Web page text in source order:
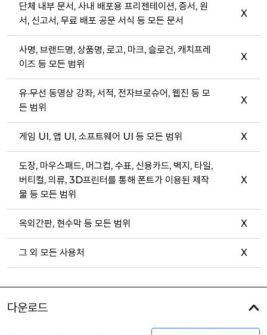
단체 내부 문서, 사내 배포용 프리젠테이션, 증서, 원
서, 신고서, 무료 배포 공문 서식 등 모든 문서
X
사명, 브랜드명, 상품명, 로고, 마크, 슬로건, 캐치프레
이즈 등 모든 범위
X
유·무선 동영상 강좌, 서적, 전자브로슈어, 웹진 등 모
든 범위
X
게임 UI, 앱 UI, 소프트웨어 UI 등 모든 범위 X
도장, 마우스패드, 머그컵, 수표, 신용카드, 벽지, 타일,
버티컬, 의류, 3D프린터를 통해 폰트가 이용된 제작
물 등 모든 범위
X
옥외간판, 현수막 등 모든 범위 X
그 외 모든 사용처 X
다운로드